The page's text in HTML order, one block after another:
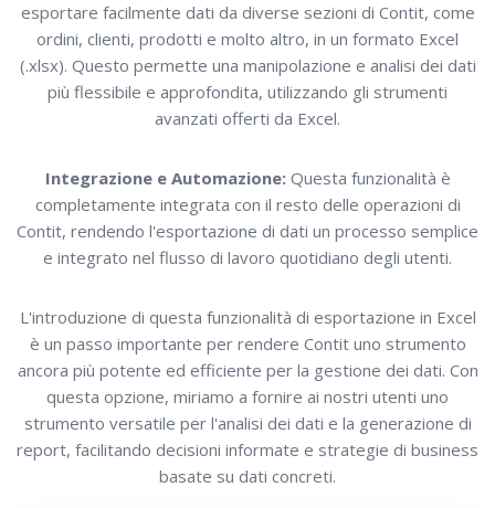
esportare facilmente dati da diverse sezioni di Contit, come
ordini, clienti, prodotti e molto altro, in un formato Excel
(.xlsx). Questo permette una manipolazione e analisi dei dati
più flessibile e approfondita, utilizzando gli strumenti
avanzati offerti da Excel.
Integrazione e Automazione:Questa funzionalità è
completamente integrata con il resto delle operazioni di
Contit, rendendo l'esportazione di dati un processo semplice
e integrato nel flusso di lavoro quotidiano degli utenti.
L'introduzione di questa funzionalità di esportazione in Excel
è un passo importante per rendere Contit uno strumento
ancora più potente ed efficiente per la gestione dei dati. Con
questa opzione, miriamo a fornire ai nostri utenti uno
strumento versatile per l'analisi dei dati e la generazione di
report, facilitando decisioni informate e strategie di business
basate su dati concreti.